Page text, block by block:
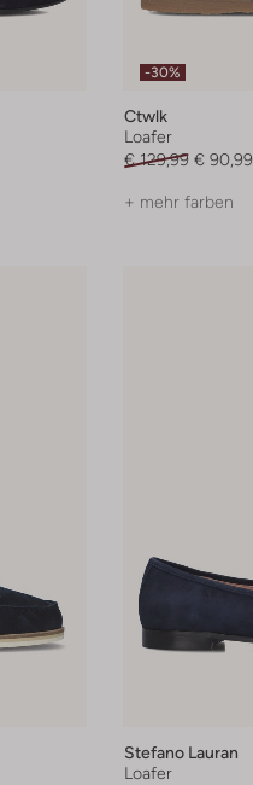
-30%
Ctwlk
Loafer
€ 129,99 € 90,99
+ mehr farben
Stefano Lauran
Loafer